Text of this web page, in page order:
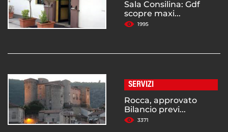
Sala Consilina: Gdf
scopre maxi...
1995
SERVIZI
Rocca, approvato
Bilancio previ...
3371